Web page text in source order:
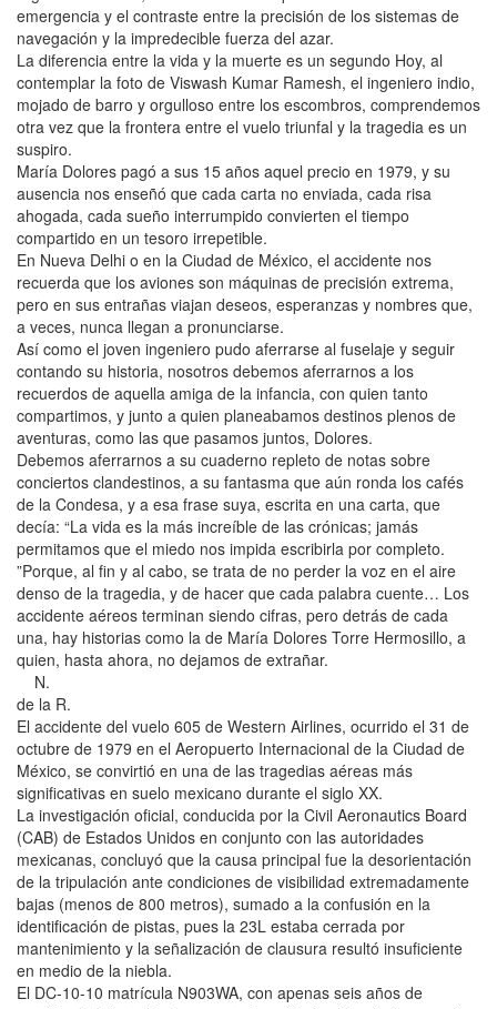
emergencia y el contraste entre la precisión de los sistemas de
navegación y la impredecible fuerza del azar.
La diferencia entre la vida y la muerte es un segundo Hoy, al
contemplar la foto de Viswash Kumar Ramesh, el ingeniero indio,
mojado de barro y orgulloso entre los escombros, comprendemos
otra vez que la frontera entre el vuelo triunfal y la tragedia es un
suspiro.
María Dolores pagó a sus 15 años aquel precio en 1979, y su
ausencia nos enseñó que cada carta no enviada, cada risa
ahogada, cada sueño interrumpido convierten el tiempo
compartido en un tesoro irrepetible.
En Nueva Delhi o en la Ciudad de México, el accidente nos
recuerda que los aviones son máquinas de precisión extrema,
pero en sus entrañas viajan deseos, esperanzas y nombres que,
a veces, nunca llegan a pronunciarse.
Así como el joven ingeniero pudo aferrarse al fuselaje y seguir
contando su historia, nosotros debemos aferrarnos a los
recuerdos de aquella amiga de la infancia, con quien tanto
compartimos, y junto a quien planeabamos destinos plenos de
aventuras, como las que pasamos juntos, Dolores.
Debemos aferrarnos a su cuaderno repleto de notas sobre
conciertos clandestinos, a su fantasma que aún ronda los cafés
de la Condesa, y a esa frase suya, escrita en una carta, que
decía: “La vida es la más increíble de las crónicas; jamás
permitamos que el miedo nos impida escribirla por completo.
”Porque, al fin y al cabo, se trata de no perder la voz en el aire
denso de la tragedia, y de hacer que cada palabra cuente… Los
accidente aéreos terminan siendo cifras, pero detrás de cada
una, hay historias como la de María Dolores Torre Hermosillo, a
quien, hasta ahora, no dejamos de extrañar.
N.
de la R.
El accidente del vuelo 605 de Western Airlines, ocurrido el 31 de
octubre de 1979 en el Aeropuerto Internacional de la Ciudad de
México, se convirtió en una de las tragedias aéreas más
significativas en suelo mexicano durante el siglo XX.
La investigación oficial, conducida por la Civil Aeronautics Board
(CAB) de Estados Unidos en conjunto con las autoridades
mexicanas, concluyó que la causa principal fue la desorientación
de la tripulación ante condiciones de visibilidad extremadamente
bajas (menos de 800 metros), sumado a la confusión en la
identificación de pistas, pues la 23L estaba cerrada por
mantenimiento y la señalización de clausura resultó insuficiente
en medio de la niebla.
El DC-10-10 matrícula N903WA, con apenas seis años de